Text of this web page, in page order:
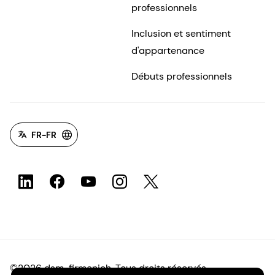
professionnels
Inclusion et sentiment
d'appartenance
Débuts professionnels
FR-FR
©2026 dsm-firmenich. Tous droits réservés.